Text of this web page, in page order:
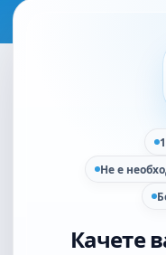
Не е
Качете